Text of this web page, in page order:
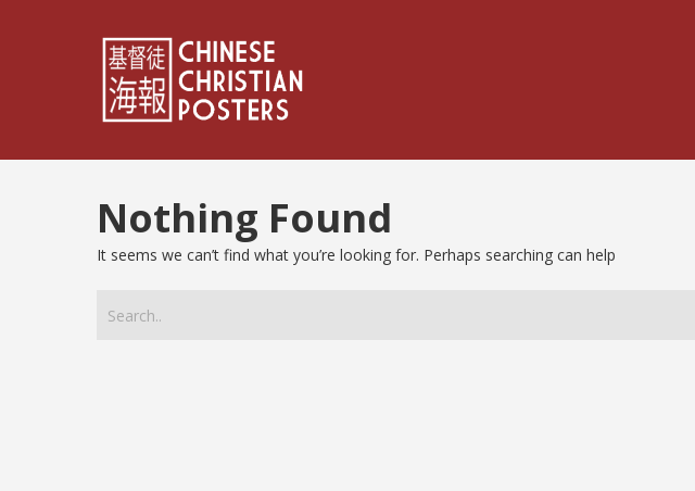
Nothing Found
It seems we can’t find what you’re looking for. Perhaps searching can help